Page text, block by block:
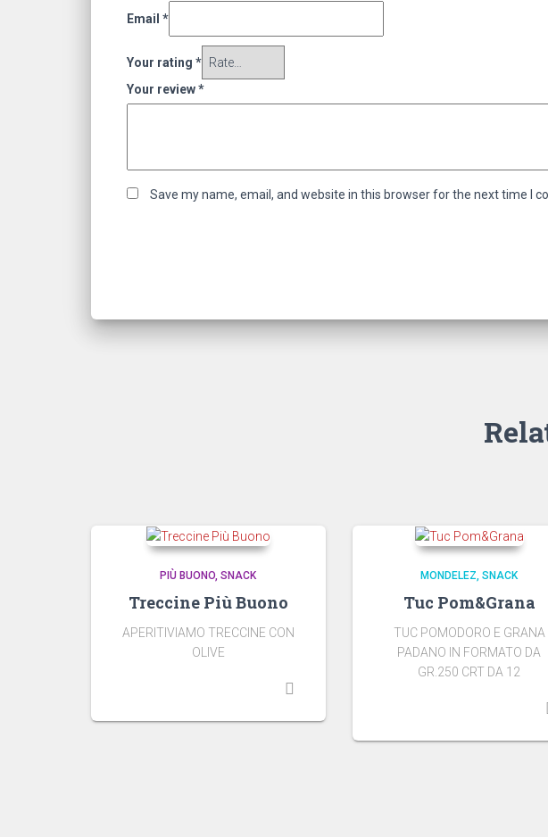
Email *
Your rating *
Your review*
Save my name, email, and website in this browser for the next time I
PIÙ BUONO SNACK
Treccine Più Buono
APERITIVIAMO TRECCINE CON
OLIVE
MONDELEZ SNACK
Tuc Pom&Grana
TUC POMODORO E GRANA
PADANO IN FORMATO DA
GR.250 CRT DA 12